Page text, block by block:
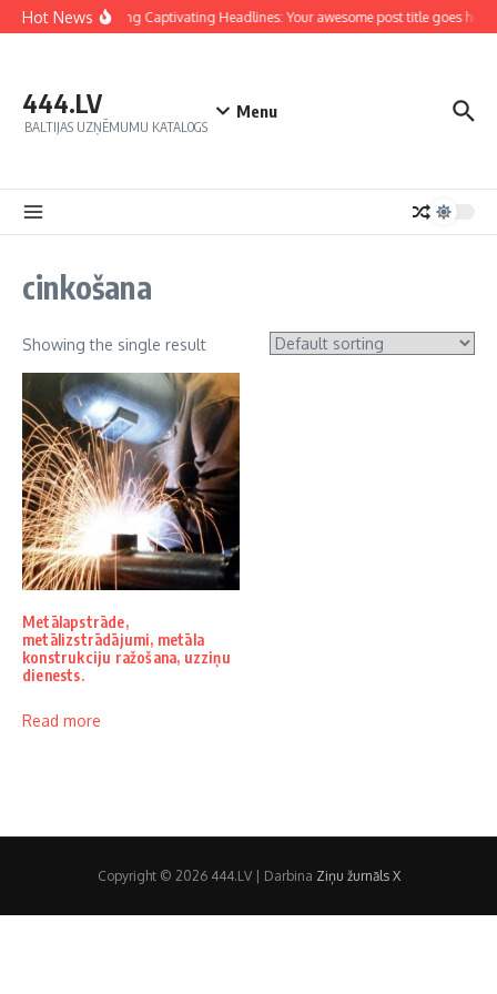
Hot NewsCrafting Captivating Headlines: Your awesome post title goes here
444.LV
BALTIJAS UZŅĒMUMU KATALOGS
Menu
cinkošana
Showing the single result
Metālapstrāde,
metālizstrādājumi, metāla
konstrukciju ražošana, uzziņu
dienests.
Read more
Copyright © 2026 444.LV | Darbina Ziņu žurnāls X